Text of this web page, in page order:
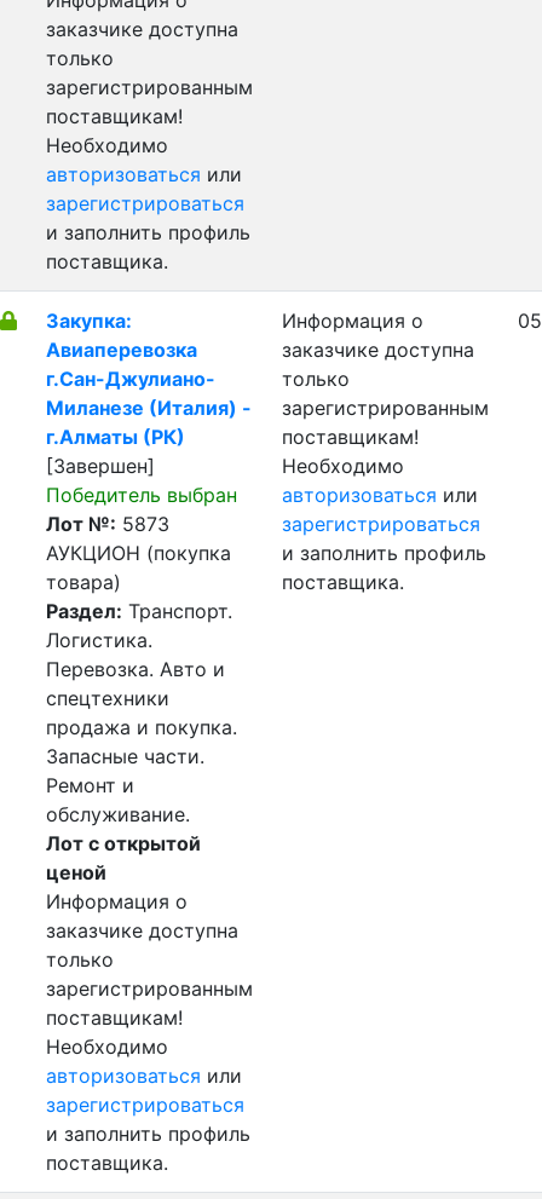
заказчике доступна
только
зарегистрированным
поставщикам!
Необходимо
авторизоваться или
зарегистрироваться
и заполнить профиль
поставщика.
Закупка:
Авиаперевозка
г.Сан-Джулиано-
Миланезе (Италия) -
г.Алматы (РК)
[Завершен]
Победитель выбран
Лот №: 5873
АУКЦИОН (покупка
товара)
Раздел: Транспорт.
Логистика.
Перевозка. Авто и
спецтехники
продажа и покупка.
Запасные части.
Ремонт и
обслуживание.
Лот с открытой
ценой
Информация о
заказчике доступна
только
зарегистрированным
поставщикам!
Необходимо
авторизоваться или
зарегистрироваться
и заполнить профиль
поставщика.
Информация о
заказчике доступна
только
зарегистрированным
поставщикам!
Необходимо
авторизоваться или
зарегистрироваться
и заполнить профиль
поставщика.